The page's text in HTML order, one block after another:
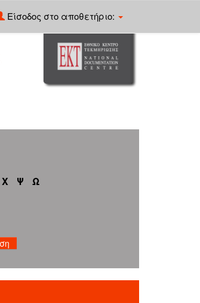
Είσοδος στο αποθετήριο:
Χ Ψ
Ω